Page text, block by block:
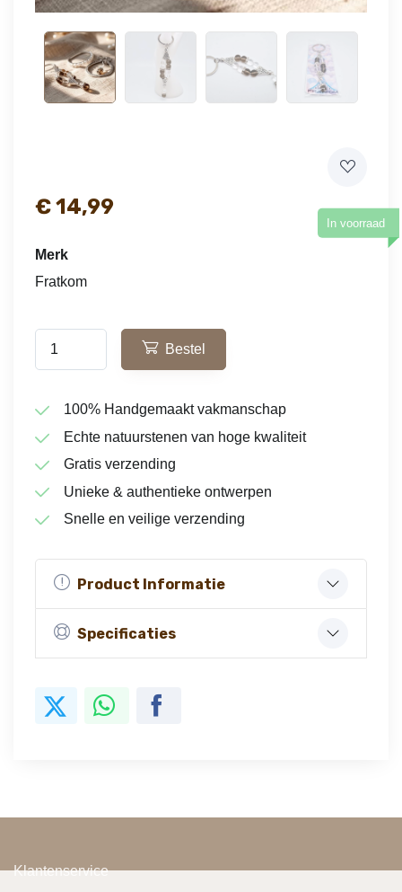
€14,99
In voorraad
Merk
Fratkom
Bestel
100% Handgemaakt vakmanschap
Echte natuurstenen van hoge kwaliteit
Gratis verzending
Unieke & authentieke ontwerpen
Snelle en veilige verzending
Product Informatie
Specificaties
Klantenservice